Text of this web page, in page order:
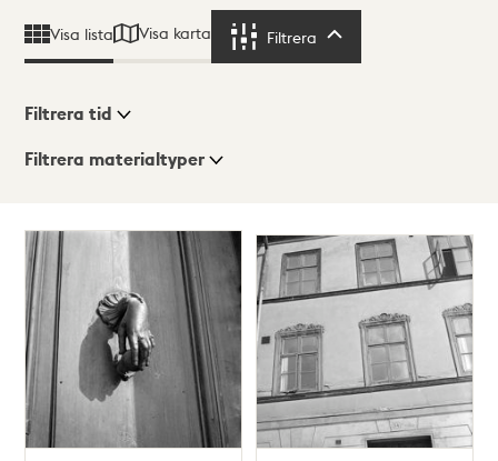
Visa lista Visa karta Filtrera
Visningsläge
ListaKarta
Filtrera tid
Filtrera materialtyper
träffar